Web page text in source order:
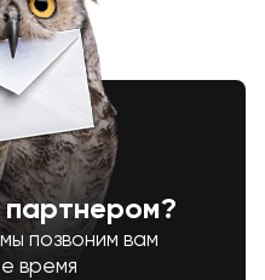
партнером?
позвоним вам
время